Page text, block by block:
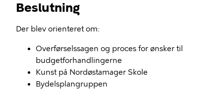
Beslutning
Der blev orienteret om:
Overførselssagen og proces for ønsker til
budgetforhandlingerne
Kunst på Nordøstamager Skole
Bydelsplangruppen